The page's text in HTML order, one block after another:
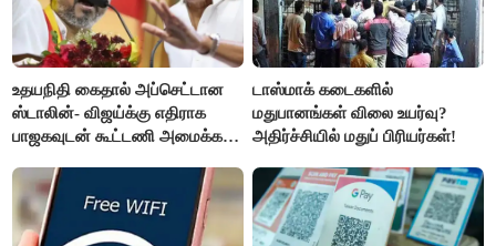
உதயநிதி கைதால் அப்செட்டான
ஸ்டாலின்- விஜய்க்கு எதிராக
பாஜகவுடன் கூட்டணி அமைக்க
டாஸ்மாக் கடைகளில்
மதுபானங்கள் விலை உயர்வு?
அதிர்ச்சியில் மதுப் பிரியர்கள்!